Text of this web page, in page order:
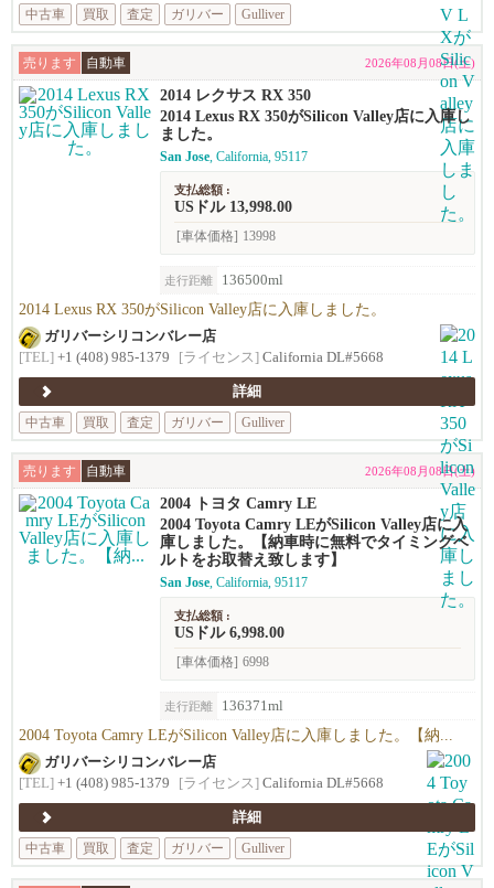
中古車
買取 査定 ガリバー Gulliver
売ります 自動車 2026年08月08日(土)
2014 レクサス RX 350
2014 Lexus RX 350がSilicon Valley店に入庫し
ました。
San Jose, California, 95117
支払総額 :
USドル 13,998.00
[車体価格] 13998
走行距離 136500ml
2014 Lexus RX 350がSilicon Valley店に入庫しました。
ガリバーシリコンバレー店
[TEL] +1 (408) 985-1379 [ライセンス] California DL#5668
詳細
中古車
買取 査定 ガリバー Gulliver
売ります 自動車 2026年08月08日(土)
2004 トヨタ Camry LE
2004 Toyota Camry LEがSilicon Valley店に入
庫しました。【納車時に無料でタイミングベ
ルトをお取替え致します】
San Jose, California, 95117
支払総額 :
USドル 6,998.00
[車体価格] 6998
走行距離 136371ml
2004 Toyota Camry LEがSilicon Valley店に入庫しました。【納...
ガリバーシリコンバレー店
[TEL] +1 (408) 985-1379 [ライセンス] California DL#5668
詳細
中古車
買取 査定 ガリバー Gulliver